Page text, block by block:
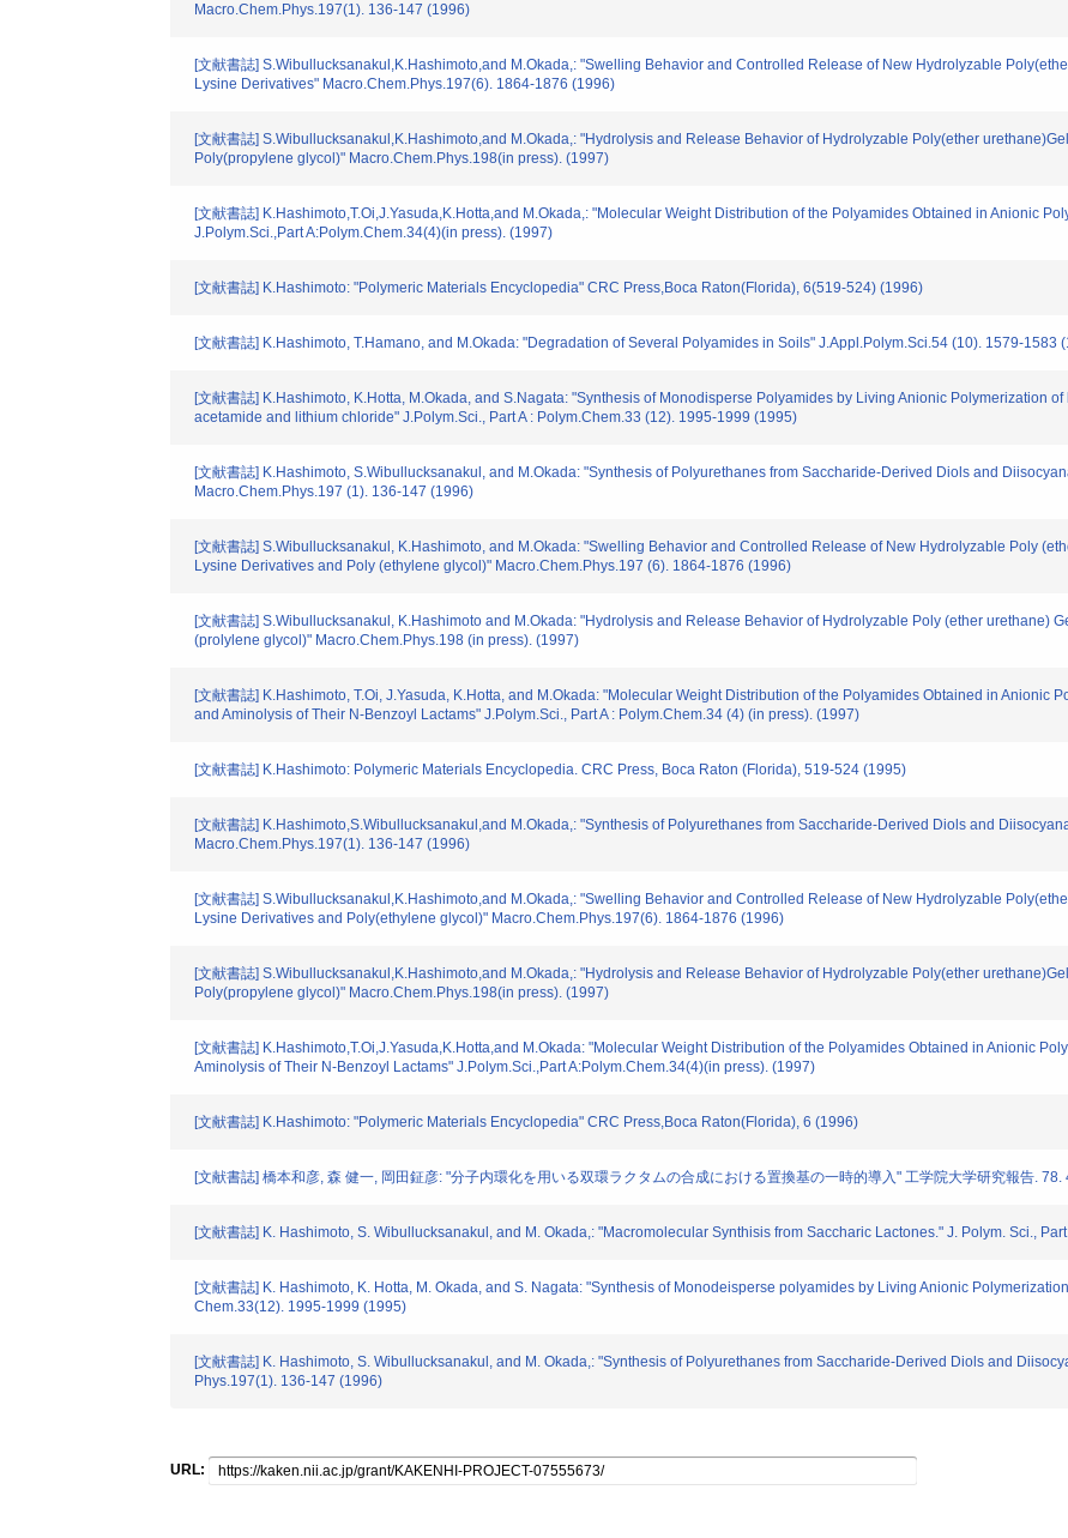
Macro.Chem.Phys.197(1). 136-147 (1996)
[文献書誌] S.Wibullucksanakul,K.Hashimoto,and M.Okada,: "Swelling Behavior and Controlled Release of New Hydrolyzable
Lysine Derivatives" Macro.Chem.Phys.197(6). 1864-1876 (1996)
[文献書誌] S.Wibullucksanakul,K.Hashimoto,and M.Okada,: "Hydrolysis and Release Behavior of Hydrolyzable Poly(ether
Poly(propylene glycol)" Macro.Chem.Phys.198(in press). (1997)
[文献書誌] K.Hashimoto,T.Oi,J.Yasuda,K.Hotta,and M.Okada,: "Molecular Weight Distribution of the Polyamides Obtained in Anionic
J.Polym.Sci.,Part A:Polym.Chem.34(4)(in press). (1997)
[文献書誌] K.Hashimoto: "Polymeric Materials Encyclopedia" CRC Press,Boca Raton(Florida), 6(519-524) (1996)
[文献書誌] K.Hashimoto, T.Hamano, and M.Okada: "Degradation of Several Polyamides in Soils" J.Appl.Polym.Sci.54 (10). 1579-1583
[文献書誌] K.Hashimoto, K.Hotta, M.Okada, and S.Nagata: "Synthesis of Monodisperse Polyamides by Living Anionic Polymerization
acetamide and lithium chloride" J.Polym.Sci., Part A : Polym.Chem.33 (12). 1995-1999 (1995)
[文献書誌] K.Hashimoto, S.Wibullucksanakul, and M.Okada: "Synthesis of Polyurethanes from Saccharide-Derived Diols and
Macro.Chem.Phys.197 (1). 136-147 (1996)
[文献書誌] S.Wibullucksanakul, K.Hashimoto, and M.Okada: "Swelling Behavior and Controlled Release of New Hydrolyzable Poly
Lysine Derivatives and Poly (ethylene glycol)" Macro.Chem.Phys.197 (6). 1864-1876 (1996)
[文献書誌] S.Wibullucksanakul, K.Hashimoto and M.Okada: "Hydrolysis and Release Behavior of Hydrolyzable Poly (ether urethane)
(prolylene glycol)" Macro.Chem.Phys.198 (in press). (1997)
[文献書誌] K.Hashimoto, T.Oi, J.Yasuda, K.Hotta, and M.Okada: "Molecular Weight Distribution of the Polyamides Obtained in Anionic
and Aminolysis of Their N-Benzoyl Lactams" J.Polym.Sci., Part A : Polym.Chem.34 (4) (in press). (1997)
[文献書誌] K.Hashimoto: Polymeric Materials Encyclopedia. CRC Press, Boca Raton (Florida), 519-524 (1995)
[文献書誌] K.Hashimoto,S.Wibullucksanakul,and M.Okada,: "Synthesis of Polyurethanes from Saccharide-Derived Diols and
Macro.Chem.Phys.197(1). 136-147 (1996)
[文献書誌] S.Wibullucksanakul,K.Hashimoto,and M.Okada,: "Swelling Behavior and Controlled Release of New Hydrolyzable
Lysine Derivatives and Poly(ethylene glycol)" Macro.Chem.Phys.197(6). 1864-1876 (1996)
[文献書誌] S.Wibullucksanakul,K.Hashimoto,and M.Okada,: "Hydrolysis and Release Behavior of Hydrolyzable Poly(ether
Poly(propylene glycol)" Macro.Chem.Phys.198(in press). (1997)
[文献書誌] K.Hashimoto,T.Oi,J.Yasuda,K.Hotta,and M.Okada: "Molecular Weight Distribution of the Polyamides Obtained in Anionic
Aminolysis of Their N-Benzoyl Lactams" J.Polym.Sci.,Part A:Polym.Chem.34(4)(in press). (1997)
[文献書誌] K.Hashimoto: "Polymeric Materials Encyclopedia" CRC Press,Boca Raton(Florida), 6 (1996)
[文献書誌] 橋本和彦, 森 健一, 岡田鉦彦: "分子内環化を用いる双環ラクタムの合成における置換基の一時的導入" 工学院大学研究報告.
[文献書誌] K. Hashimoto, S. Wibullucksanakul, and M. Okada,: "Macromolecular Synthisis from Saccharic Lactones." J. Polym. Sci.,
[文献書誌] K. Hashimoto, K. Hotta, M. Okada, and S. Nagata: "Synthesis of Monodeisperse polyamides by Living Anionic
Chem.33(12). 1995-1999 (1995)
[文献書誌] K. Hashimoto, S. Wibullucksanakul, and M. Okada,: "Synthesis of Polyurethanes from Saccharide-Derived Diols and
Phys.197(1). 136-147 (1996)
URL: